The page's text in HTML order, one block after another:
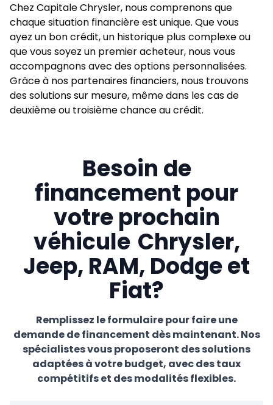
Chez Capitale Chrysler, nous comprenons que
chaque situation financière est unique. Que vous
ayez un bon crédit, un historique plus complexe ou
que vous soyez un premier acheteur, nous vous
accompagnons avec des options personnalisées.
Grâce à nos partenaires financiers, nous trouvons
des solutions sur mesure, même dans les cas de
deuxième ou troisième chance au crédit.
Besoin de
financement pour
votre prochain
véhicule Chrysler,
Jeep, RAM, Dodge et
Fiat?
Remplissez le formulaire pour faire une
demande de financement dès maintenant. Nos
spécialistes vous proposeront des solutions
adaptées à votre budget, avec des taux
compétitifs et des modalités flexibles.